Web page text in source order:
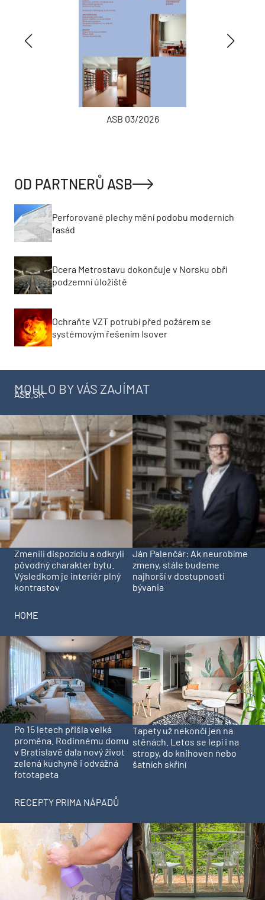
ASB 03/2026
OD PARTNERŮ ASB
Perforované plechy mění podobu moderních
fasád
Dcera Metrostavu dokončuje v Norsku obří
podzemní úložiště
Ochraňte VZT potrubí před požárem se
systémovým řešením Isover
MOHLO BY VÁS ZAJÍMAT
ASB.SK
Zmenili dispozíciu a odkryli
pôvodný charakter bytu.
Výsledkom je interiér plný
kontrastov
Ján Palenčár: Ak neurobíme
zmeny, stále budeme
najhorší v dostupnosti
bývania
HOME
Po 15 letech přišla velká
proměna. Rodinnému domu
v Bratislavě dala nový život
zelená kuchyně i odvážná
fototapeta
Tapety už nekončí jen na
stěnách. Letos se lepí i na
stropy, do knihoven nebo
šatních skříní
RECEPTY PRIMA NÁPADŮ